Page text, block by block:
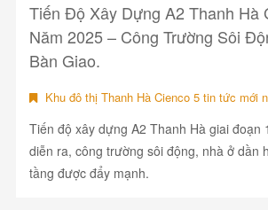
Tiến Độ Xây Dựng A2 Thanh Hà
Năm 2025 – Công Trường Sôi
Bàn Giao.
Khu đô thị Thanh Hà Cienco 5 tin tức mới
Tiến độ xây dựng A2 Thanh Hà giai đoạn
diễn ra, công trường sôi động, nhà ở dần
tầng được đẩy mạnh.